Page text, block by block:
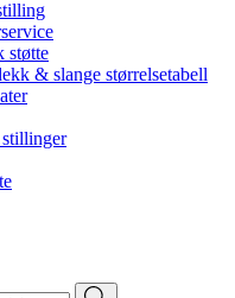
støtte
& slange størrelsetabell